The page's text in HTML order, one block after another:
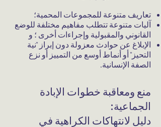
تعاريف متنوعة للمجموعات المحمية؛
آليات متنوعة تتطلب مفاهيم مختلفة للوضع
القانوني والمقبولية وإجراءات أخرى ؛ و
الإبلاغ عن حوادث معزولة دون إبراز "نية
التحيز" أو أنماط أوسع من التمييز أو نزع
الصفة الإنسانية.
منع ومعاقبة خطوات الإبادة
الجماعية:
دليل لانتهاكات الكراهية في